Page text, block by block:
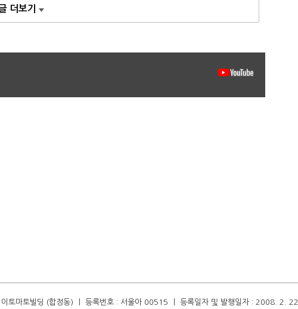
더보기
토마토빌딩 (합정동) ㅣ 등록번호 : 서울아 00515 ㅣ 등록일자 및 발행일자 : 2008. 2. 22